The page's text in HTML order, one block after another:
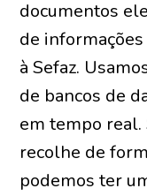
documentos
de
à Sefaz.
de bancos de
em tempo real.
recolhe de
podemos ter